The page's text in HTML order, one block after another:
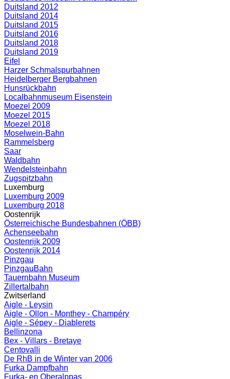
Duitsland 2012
Duitsland 2014
Duitsland 2015
Duitsland 2016
Duitsland 2018
Duitsland 2019
Eifel
Harzer Schmalspurbahnen
Heidelberger Bergbahnen
Hunsrückbahn
Localbahnmuseum Eisenstein
Moezel 2009
Moezel 2015
Moezel 2018
Moselwein-Bahn
Rammelsberg
Saar
Waldbahn
Wendelsteinbahn
Zugspitzbahn
Luxemburg
Luxemburg 2009
Luxemburg 2018
Oostenrijk
Österreichische Bundesbahnen (ÖBB)
Achenseebahn
Oostenrijk 2009
Oostenrijk 2014
Pinzgau
PinzgauBahn
Tauernbahn Museum
Zillertalbahn
Zwitserland
Aigle - Leysin
Aigle - Ollon - Monthey - Champéry
Aigle - Sépey - Diablerets
Bellinzona
Bex - Villars - Bretaye
Centovalli
De RhB in de Winter van 2006
Furka Dampfbahn
Furka- en Oberalppas